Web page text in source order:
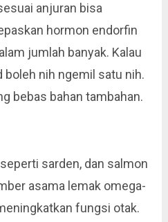
anjuran bisa
hormon endorfin
jumlah banyak. Kalau
boleh nih ngemil satu nih.
bebas bahan tambahan.
sarden, dan salmon
asama lemak omega-
fungsi otak.